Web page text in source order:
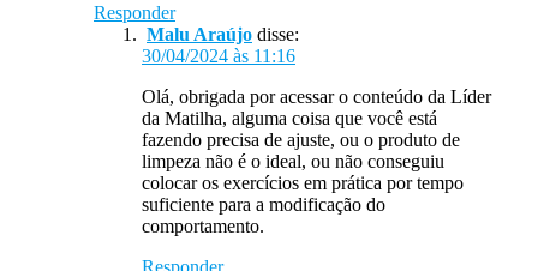
Responder
Malu Araújo disse:
30/04/2024 às 11:16
Olá, obrigada por acessar o conteúdo da Líder
da Matilha, alguma coisa que você está
fazendo precisa de ajuste, ou o produto de
limpeza não é o ideal, ou não conseguiu
colocar os exercícios em prática por tempo
suficiente para a modificação do
comportamento.
Responder